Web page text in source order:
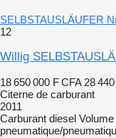
SELBSTAUSLÄUFER
12
Willig
18 650 000 F CFA 28
Citerne de carburant
2011
Carburant diesel Volume
pneumatique/